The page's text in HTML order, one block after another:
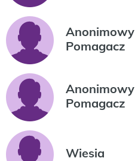
Anonimowy
Pomagacz
Anonimowy
Pomagacz
Wiesia